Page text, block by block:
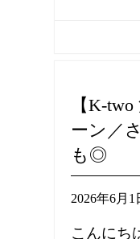
【K-
ーン／
も◎
2026年6月1
こんにち